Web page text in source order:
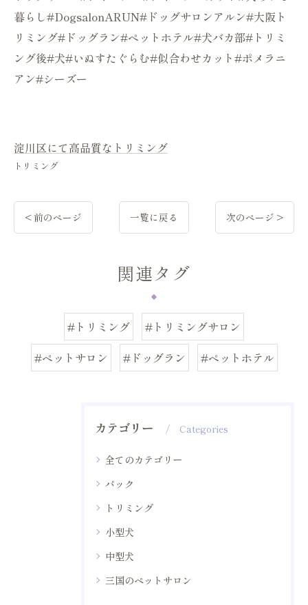
暮らし#DogsalonARUN#ドッグサロンアルン#大阪ト
リミング#ドッグラン#ペットホテル#犬バカ部#トリミ
ング後#犬#いぬすたぐらむ#似合わせカット#ポメラニ
アン#シーズー
淀川区にて高品質なトリミング
トリミング
< 前のページ 一覧に戻る 次のページ >
関連タグ
#トリミング
#トリミングサロン
#ペットサロン
#ドッグラン #ペットホテル
カテゴリー Categories
全てのカテゴリー
パック
トリミング
小型犬
中型犬
三国のペットサロン